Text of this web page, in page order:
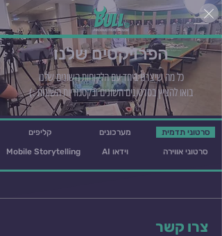
כל מה שיצרנו ביחד עם הלקוחות השונים שלנו
בואו להציץ בסרטונים השונים ובקטגוריות השונות :)
הפרויקטים שלנו
קליפים
Mobile Storytelling
מערכונים
AI וידאו
סרטוני תדמית
סרטוני אווירה
צרו קשר